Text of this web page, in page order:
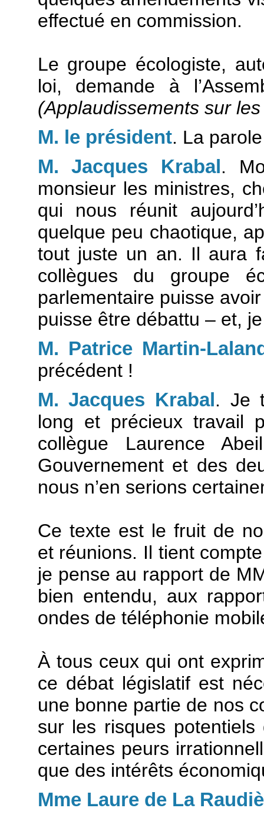
effectué en commission.
Le groupe écologiste,
loi, demande à
(Applaudissements sur
M. le président. La
M. Jacques Krabal .
monsieur les ministres,
qui nous réunit
quelque peu chaotique,
tout juste un an. Il aura
collègues du groupe
parlementaire puisse
puisse être débattu – et,
M. Patrice Martin-
précédent !
M. Jacques Krabal . Je
long et précieux travail
collègue Laurence
Gouvernement et des
nous n’en serions
Ce texte est le fruit de
et réunions. Il tient
je pense au rapport de
bien entendu, aux
ondes de téléphonie
À tous ceux qui ont
ce débat législatif est
une bonne partie de nos
sur les risques
certaines peurs
que des intérêts
Mme Laure de La